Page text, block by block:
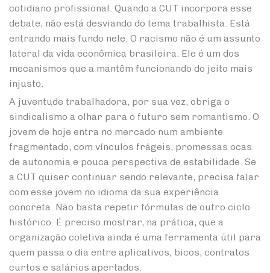
cotidiano profissional. Quando a CUT incorpora esse
debate, não está desviando do tema trabalhista. Está
entrando mais fundo nele. O racismo não é um assunto
lateral da vida econômica brasileira. Ele é um dos
mecanismos que a mantêm funcionando do jeito mais
injusto.
A juventude trabalhadora, por sua vez, obriga o
sindicalismo a olhar para o futuro sem romantismo. O
jovem de hoje entra no mercado num ambiente
fragmentado, com vínculos frágeis, promessas ocas
de autonomia e pouca perspectiva de estabilidade. Se
a CUT quiser continuar sendo relevante, precisa falar
com esse jovem no idioma da sua experiência
concreta. Não basta repetir fórmulas de outro ciclo
histórico. É preciso mostrar, na prática, que a
organização coletiva ainda é uma ferramenta útil para
quem passa o dia entre aplicativos, bicos, contratos
curtos e salários apertados.